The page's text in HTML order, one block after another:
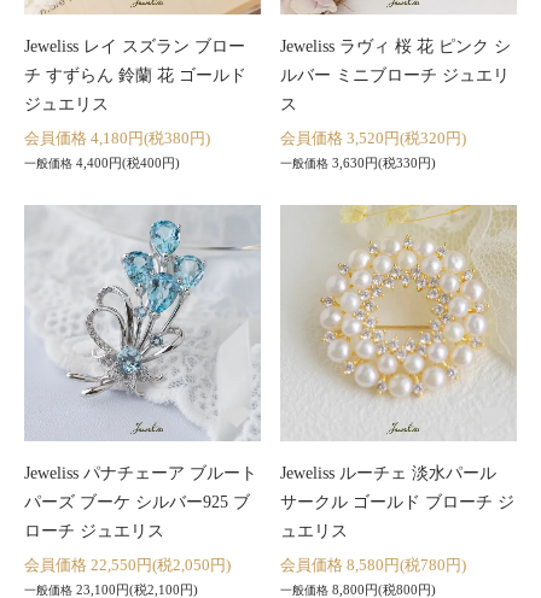
Jeweliss レイ スズラン ブロー
チ すずらん 鈴蘭 花 ゴールド
ジュエリス
会員価格 4,180円(税380円)
一般価格 4,400円(税400円)
Jeweliss ラヴィ 桜 花 ピンク シ
ルバー ミニブローチ ジュエリ
ス
会員価格 3,520円(税320円)
一般価格 3,630円(税330円)
Jeweliss パナチェーア ブルート
パーズ ブーケ シルバー925 ブ
ローチ ジュエリス
会員価格 22,550円(税2,050円)
一般価格 23,100円(税2,100円)
Jeweliss ルーチェ 淡水パール
サークル ゴールド ブローチ ジ
ュエリス
会員価格 8,580円(税780円)
一般価格 8,800円(税800円)